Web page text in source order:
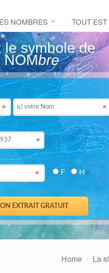
NOMBRES TOUT EST
le symbole de
NOMbre
F H
Home La